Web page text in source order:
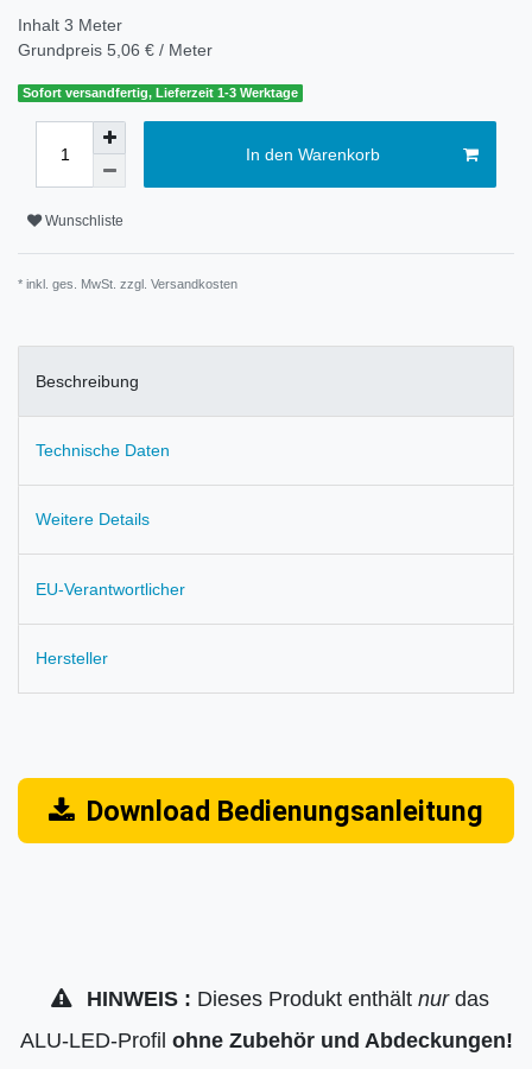
Inhalt 3 Meter
Grundpreis 5,06 € / Meter
Sofort versandfertig, Lieferzeit 1-3 Werktage
In den Warenkorb
Wunschliste
* inkl. ges. MwSt. zzgl. Versandkosten
Beschreibung
Technische Daten
Weitere Details
EU-Verantwortlicher
Hersteller
Download Bedienungsanleitung
HINWEIS : Dieses Produkt enthält nurdas
ALU-LED-Profil ohne Zubehör und Abdeckungen!